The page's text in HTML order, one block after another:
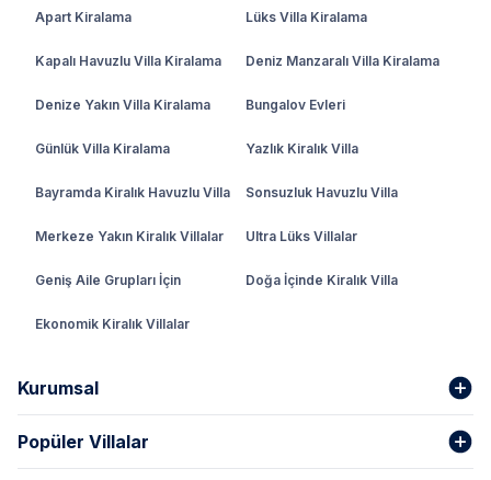
Apart Kiralama Lüks Villa Kiralama
Kapalı Havuzlu Villa Kiralama Deniz Manzaralı Villa Kiralama
Denize Yakın Villa Kiralama Bungalov Evleri
Günlük Villa Kiralama Yazlık Kiralık Villa
Bayramda Kiralık Havuzlu Villa Sonsuzluk Havuzlu Villa
Merkeze Yakın Kiralık Villalar Ultra Lüks Villalar
Geniş Aile Grupları İçin Doğa İçinde Kiralık Villa
Ekonomik Kiralık Villalar
Kurumsal
Hakkımızda
Popüler Villalar